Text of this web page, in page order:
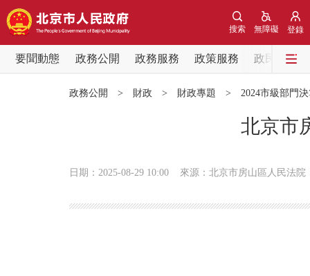
登錄
無障礙
搜索
要聞動態 政務公開 政務服務 政策服務
政民互動
政務公開 > 財政 > 財政專題 > 2024市級部門
北京市
日期：2025-08-29 10:00 來源：北京市房山區人民法院